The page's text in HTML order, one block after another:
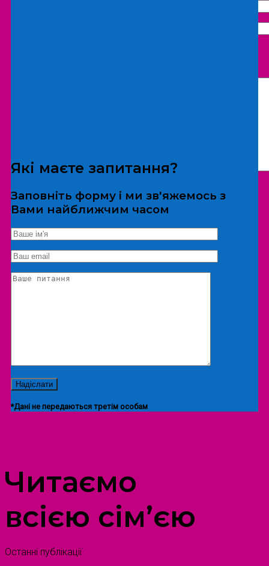
*Дані не передаються третім особам
Екскурсія/локація
Які маєте запитання?
Заповніть форму і ми зв'яжемось з
Вами найближчим часом
*Дані не передаються третім особам
Читаємо
всією сім’єю
Останні публікації